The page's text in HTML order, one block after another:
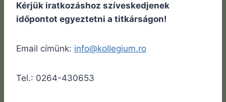
Kérjük iratkozáshoz szíveskedjenek
időpontot egyeztetni a titkárságon!
Email címünk: info@kollegium.ro
Tel.: 0264-430653